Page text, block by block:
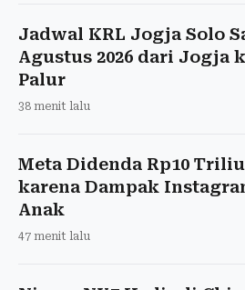
Jadwal KRL Jogja Solo
Agustus 2026 dari Jogja
Palur
38 menit lalu
Meta Didenda Rp10
karena Dampak
Anak
47 menit lalu